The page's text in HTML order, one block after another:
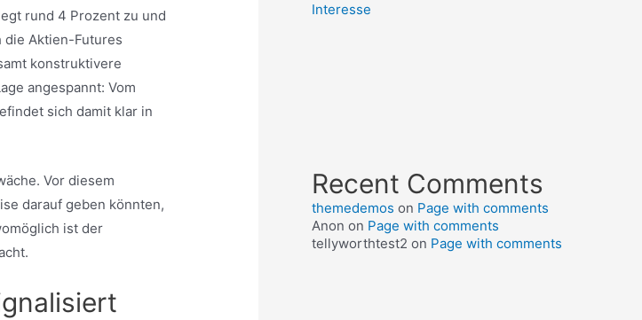
rund 4 Prozent zu und
die Aktien-Futures
konstruktivere
angespannt: Vom
sich damit klar in
Vor diesem
darauf geben könnten,
ist der
Interesse
Recent Comments
themedemos on Page with comments
Anon on Page with comments
tellyworthtest2 on Page with comments